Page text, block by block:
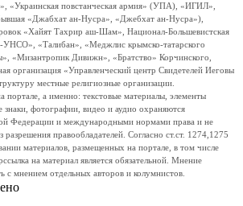
«Украинская повстанческая армия» (УПА), «ИГИЛ»,
«Джабхат ан-Нусра», «Джебхат ан-Нусра»),
«Хайят Тахрир аш-Шам», Национал-Большевистская
«Талибан», «Меджлис крымско-татарского
«Мизантропик Дивижн», «Братство» Корчинского,
организация «Управленческий центр Свидетелей Иеговы
местные религиозные организации.
а именно: текстовые материалы, элементы
знаки, фотографии, видео и аудио охраняются
Федерации и международными нормами права и не
разрешения правообладателей. Согласно ст.ст. 1274,1275
материалов, размещенных на портале, в том числе
на материал является обязательной. Мнение
с мнением отдельных авторов и колумнистов.